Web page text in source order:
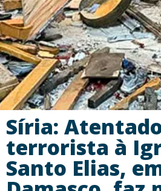
Síria:
terrorista à
Santo Elias,